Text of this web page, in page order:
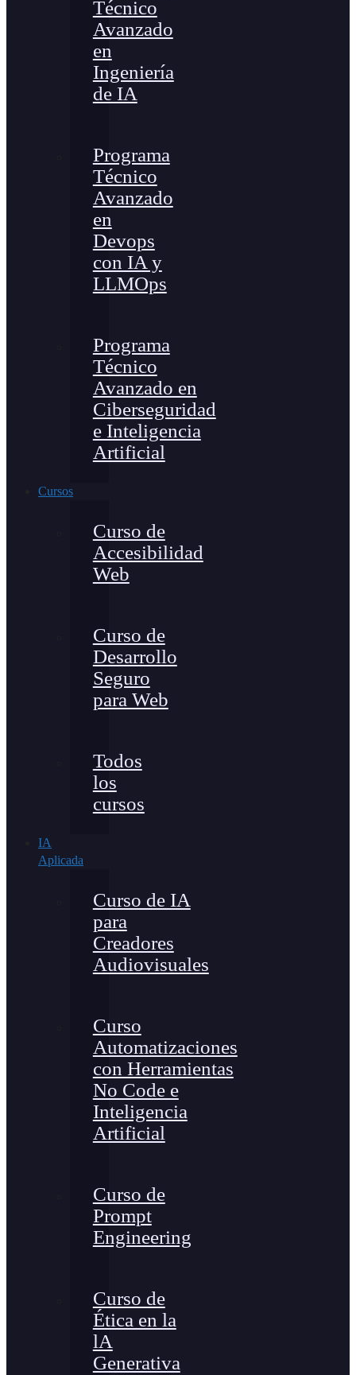
Técnico
Avanzado
en
Ingeniería
de IA
Programa
Técnico
Avanzado
en
Devops
con IA y
LLMOps
Programa
Técnico
Avanzado en
Ciberseguridad
e Inteligencia
Artificial
Cursos
Curso de
Accesibilidad
Web
Curso de
Desarrollo
Seguro
para Web
Todos
los
cursos
IA
Aplicada
Curso de IA
para
Creadores
Audiovisuales
Curso
Automatizaciones
con Herramientas
No Code e
Inteligencia
Artificial
Curso de
Prompt
Engineering
Curso de
Ética en la
lA
Generativa